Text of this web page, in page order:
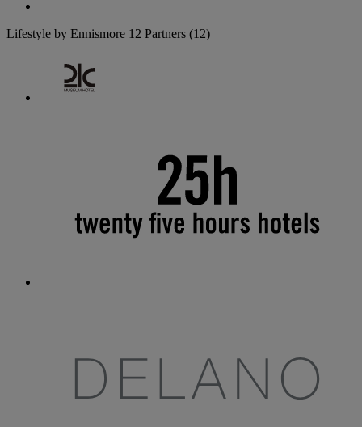
Lifestyle by Ennismore 12 Partners (12)